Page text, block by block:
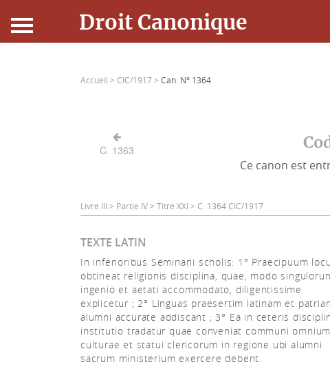
Droit Canonique
Connexion
Accueil > CIC/1917 > Can. N° 1364
C. 1363
Ce canon est
Livre III > Partie IV > Titre XXI > C. 1364 CIC/1917
TEXTE LATIN
In inferioribus Seminarii scholis: 1° Praecipuum
obtineat religionis disciplina, quae, modo
ingenio et aetati accommodato, diligentissime
explicetur ; 2° Linguas praesertim latinam et
alumni accurate addiscant ; 3° Ea in ceteris
institutio tradatur quae conveniat communi omnium
culturae et statui clericorum in regione ubi alumni
sacrum ministerium exercere debent.